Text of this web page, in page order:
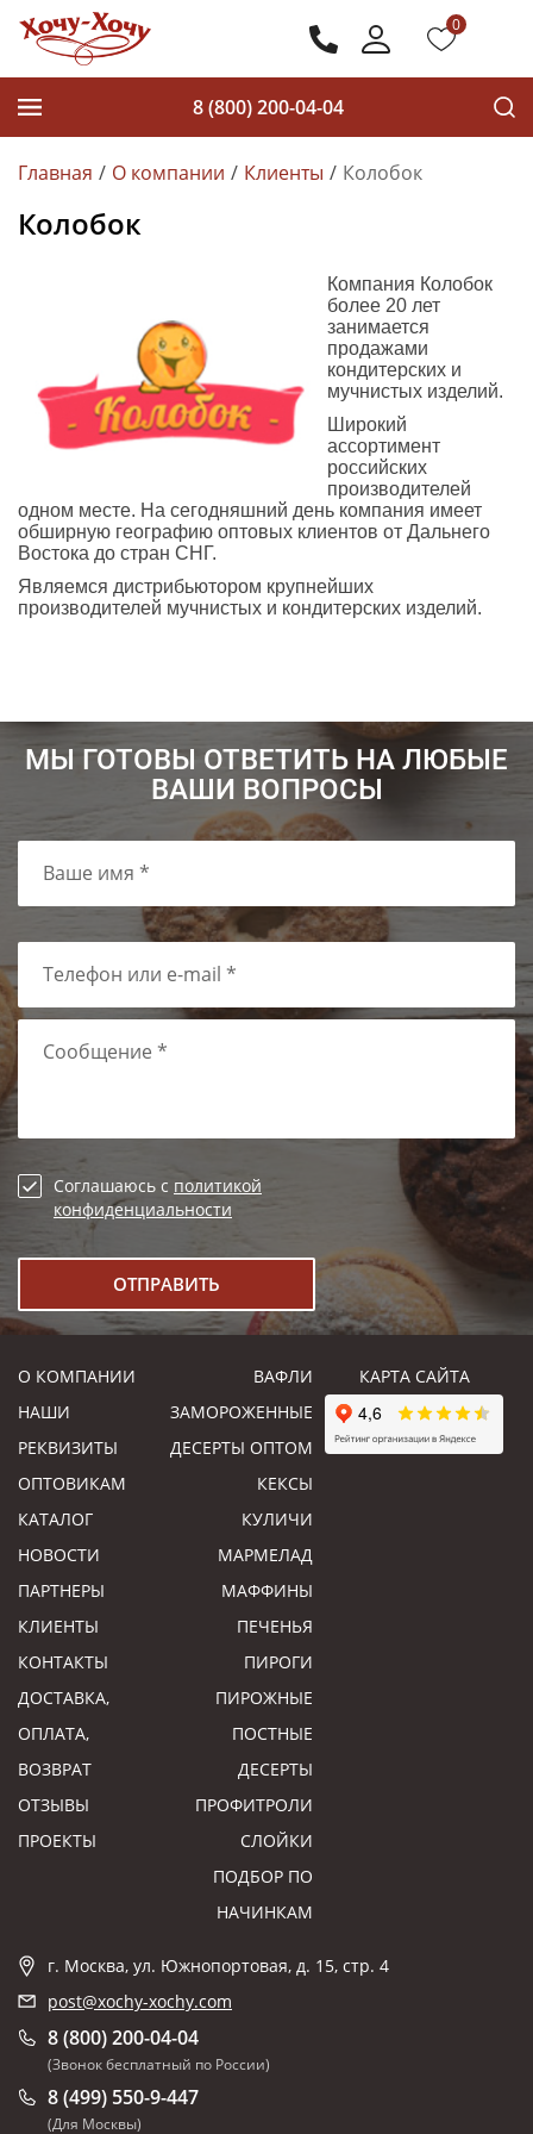
0
8 (800) 200-04-04
Главная О компании Клиенты Колобок
Колобок
Компания Колобок
более 20 лет
занимается
продажами
кондитерских и
мучнистых изделий.
Широкий
ассортимент
российских
производителей
одном месте. На сегодняшний день компания имеет
обширную географию оптовых клиентов от Дальнего
Востока до стран СНГ.
Являемся дистрибьютором крупнейших
производителей мучнистых и кондитерских изделий.
МЫ ГОТОВЫ ОТВЕТИТЬ НА ЛЮБЫЕ
ВАШИ ВОПРОСЫ
Ваше имя *
Телефон или e-mail *
Сообщение *
Соглашаюсь с политикой
конфиденциальности
О КОМПАНИИ
НАШИ
РЕКВИЗИТЫ
ОПТОВИКАМ
КАТАЛОГ
НОВОСТИ
ПАРТНЕРЫ
КЛИЕНТЫ
КОНТАКТЫ
ДОСТАВКА,
ОПЛАТА,
ВОЗВРАТ
ОТЗЫВЫ
ПРОЕКТЫ
ВАФЛИ
ЗАМОРОЖЕННЫЕ
ДЕСЕРТЫ ОПТОМ
КЕКСЫ
КУЛИЧИ
МАРМЕЛАД
МАФФИНЫ
ПЕЧЕНЬЯ
ПИРОГИ
ПИРОЖНЫЕ
ПОСТНЫЕ
ДЕСЕРТЫ
ПРОФИТРОЛИ
СЛОЙКИ
ПОДБОР ПО
НАЧИНКАМ
КАРТА САЙТА
г. Москва, ул. Южнопортовая, д. 15, стр. 4
post@xochy-xochy.com
8 (800) 200-04-04
(Звонок бесплатный по России)
8 (499) 550-9-447
(Для Москвы)